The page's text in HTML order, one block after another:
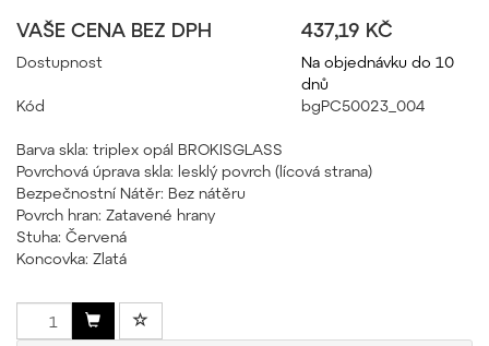
VAŠE CENA BEZ DPH
437,19 KČ
Dostupnost
Na objednávku do 10
dnů
Kód
bgPC50023_004
Barva skla: triplex opál BROKISGLASS
Povrchová úprava skla: lesklý povrch (lícová strana)
Bezpečnostní Nátěr: Bez nátěru
Povrch hran: Zatavené hrany
Stuha: Červená
Koncovka: Zlatá